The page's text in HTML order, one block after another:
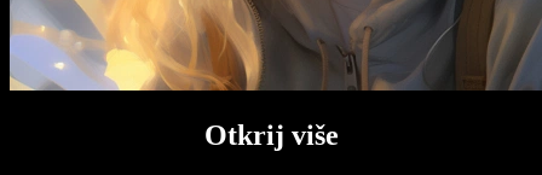
Otkrij više